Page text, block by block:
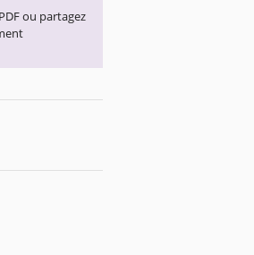
ou partagez